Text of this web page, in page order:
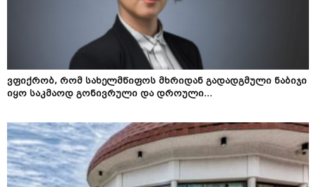
ვფიქრობ, რომ სახელმწიფოს მხრიდან გადადგმული ნაბიჯი
იყო საკმაოდ გონივრული და დროული...